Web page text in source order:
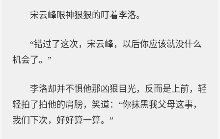
宋云峰眼神狠狠的盯着李洛。
“错过了这次，宋云峰，以后你应该就没什么
机会了。”
李洛却并不惧他那凶狠目光，反而是上前，轻
轻拍了拍他的肩膀，笑道：“你抹黑我父母这事，
我们下次，好好算一算。”